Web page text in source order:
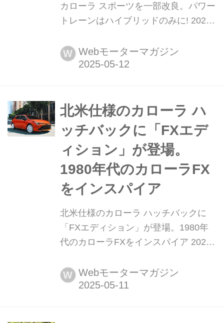
カローラ スポーツを一部改良。パワー
トレーンはハイブリッドのみに! 2025
ン、以下カローラ)/カローラ ツーリン
グ(ワゴン、以下ツーリング)/カローラ
グは同年5月19日より、スポーツは5月
9日より発売すると発表した。
W Webモーターマガジン
北米仕様のカローラ ハ
ッチバックに「FXエデ
ィション」が登場。
1980年代のカローラFX
をインスパイア
北米仕様のカローラ ハッチバックに
「FXエディション」が登場。1980年
代のカローラFXをインスパイア 2025
はカローラ ハッチバック(日本名:カロ
ーラ スポーツ)に1600台限定の「FXエ
W Webモーターマガジン